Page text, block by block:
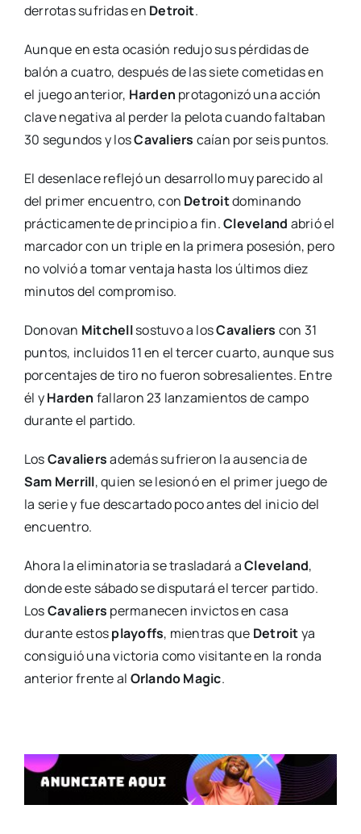
derrotas sufridas en Detroit.
Aunque en esta ocasión redujo sus pérdidas de
balón a cuatro, después de las siete cometidas en
el juego anterior, Harden protagonizó una acción
clave negativa al perder la pelota cuando faltaban
30 segundos y losCavaliers caían por seis puntos.
El desenlace reflejó un desarrollo muy parecido al
del primer encuentro, con Detroitdominando
prácticamente de principio a fin.Cleveland abrió el
marcador con un triple en la primera posesión, pero
no volvió a tomar ventaja hasta los últimos diez
minutos del compromiso.
Donovan Mitchellsostuvo a losCavaliers con 31
puntos, incluidos 11 en el tercer cuarto, aunque sus
porcentajes de tiro no fueron sobresalientes. Entre
él yHarden fallaron 23 lanzamientos de campo
durante el partido.
LosCavaliersademás sufrieron la ausencia de
Sam Merrill, quien se lesionó en el primer juego de
la serie y fue descartado poco antes del inicio del
encuentro.
Ahora la eliminatoria se trasladará aCleveland,
donde este sábado se disputará el tercer partido.
LosCavaliers permanecen invictos en casa
durante estosplayoffs, mientras que Detroitya
consiguió una victoria como visitante en la ronda
anterior frente al Orlando Magic.